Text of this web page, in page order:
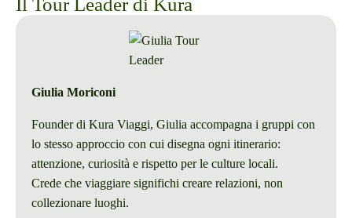
Giulia Moriconi
Founder di Kura Viaggi, Giulia accompagna i gruppi con
lo stesso approccio con cui disegna ogni itinerario:
attenzione, curiosità e rispetto per le culture locali.
Crede che viaggiare significhi creare relazioni, non
collezionare luoghi.